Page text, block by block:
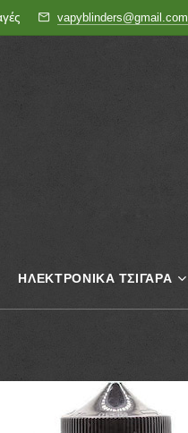
vapyblinders@gmail.com
ΗΛΕΚΤΡΟΝΙΚΑ ΤΣΙΓΑΡΑ